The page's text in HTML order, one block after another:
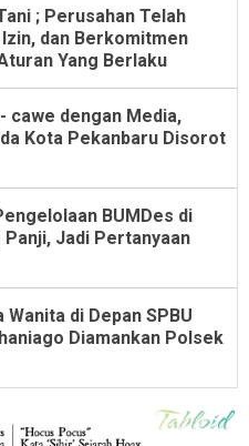
; Perusahan Telah
dan Berkomitmen
Yang Berlaku
cawe dengan Media,
Kota Pekanbaru Disorot
BUMDes di
Panji, Jadi Pertanyaan
Wanita di Depan SPBU
Diamankan Polsek